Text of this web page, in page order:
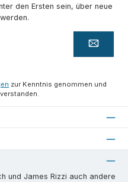
den Ersten sein, über neue
zur Kenntnis genommen und
und James Rizzi auch andere